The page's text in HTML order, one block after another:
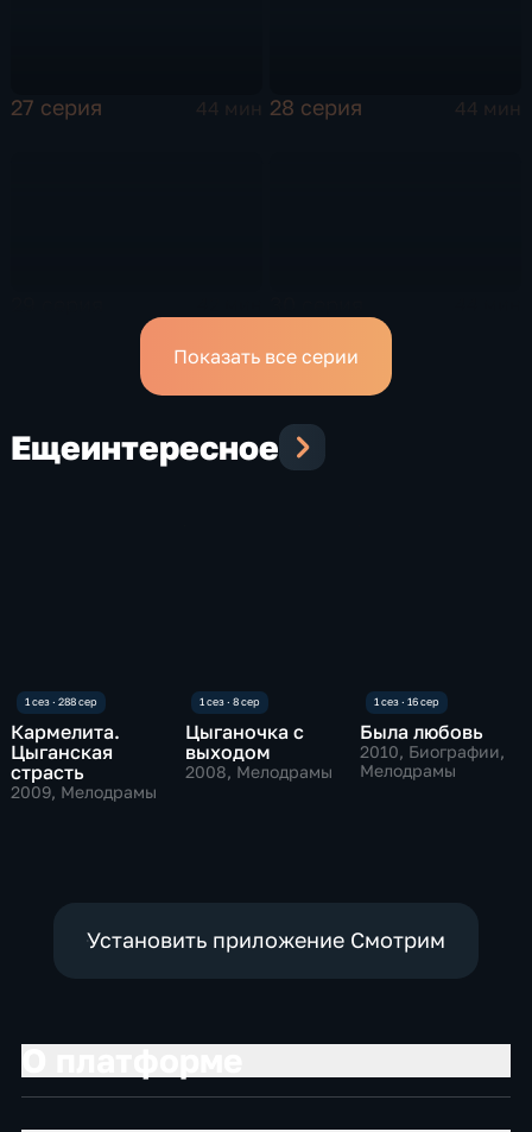
27 серия 44 мин 28 серия 44 мин
Показать все серии
Ещеинтересное
Кармелита.
Цыганская
страсть
2009, Мелодрамы
Цыганочка с
выходом
2008, Мелодрамы
Была любовь
2010, Биографии,
Мелодрамы
Установить приложение Смотрим